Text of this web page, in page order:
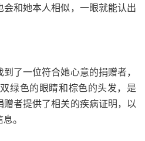
和她本人相似，一眼就能认出
了一位符合她心意的捐赠者，
绿色的眼睛和棕色的头发，是
者提供了相关的疾病证明，以
。